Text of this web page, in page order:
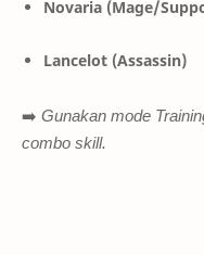
Novaria (Mage/
Lancelot (Assassin)
➡️ Gunakan mode
combo skill.